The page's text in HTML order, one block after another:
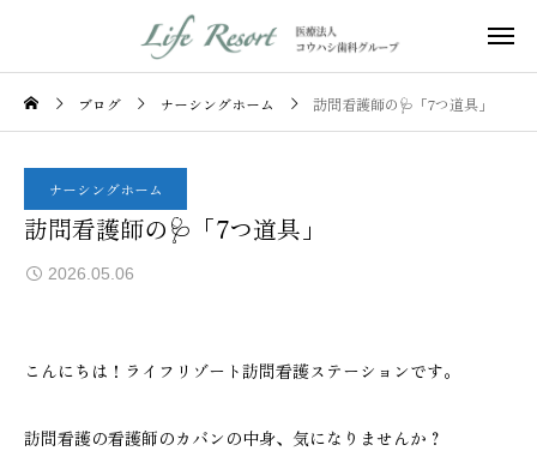
ブログ ナーシングホーム 訪問看護師の🩺「7つ道具」
ナーシングホーム
訪問看護師の🩺「7つ道具」
2026.05.06
こんにちは！ライフリゾート訪問看護ステーションです。
訪問看護の看護師のカバンの中身、気になりませんか？